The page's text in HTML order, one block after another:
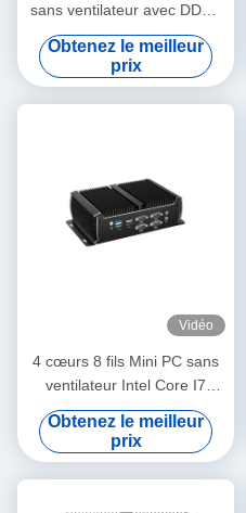
sans ventilateur avec DDR4
32G Intel Celeron J4125
J6412 Mini PC
Obtenez le meilleur
prix
Vidéo
4 cœurs 8 fils Mini PC sans
ventilateur Intel Core I7
1195G7 avec double LAN
6COM DDR4
Obtenez le meilleur
prix